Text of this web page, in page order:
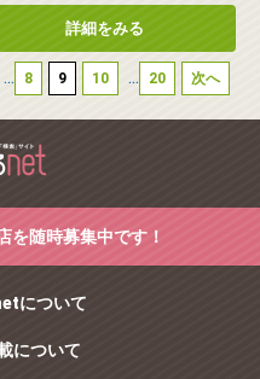
詳細をみる
... 8 9 10 ... 20 次へ
を随時募集中です！
について
について